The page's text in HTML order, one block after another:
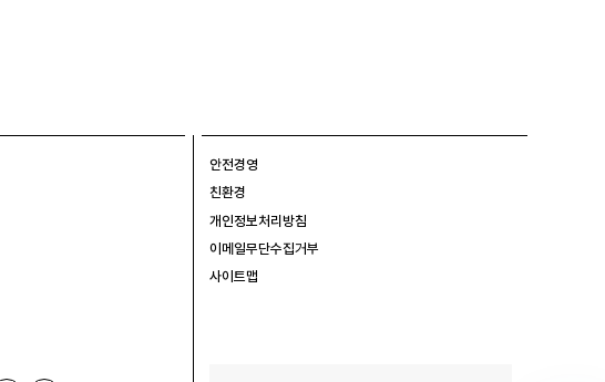
안전경영
친환경
개인정보처리방침
이메일무단수집거부
사이트맵